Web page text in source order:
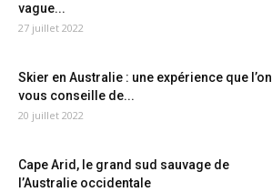
vague...
27 juillet 2022
Skier en Australie : une expérience que l’on
vous conseille de...
20 juillet 2022
Cape Arid, le grand sud sauvage de
l’Australie occidentale